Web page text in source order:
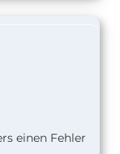
einen Fehler